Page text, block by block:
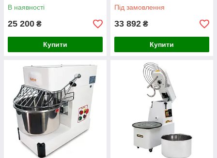
В наявності
25 200 ₴
Купити
Під замовлення
33 892 ₴
Купити